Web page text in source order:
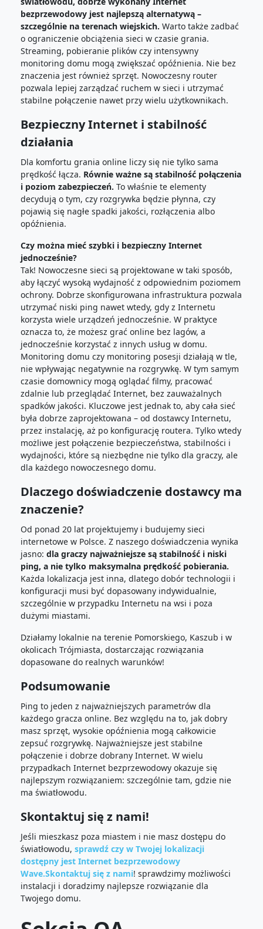
bezprzewodowy jest najlepszą alternatywą –
szczególnie na terenach wiejskich. Warto także zadbać
o ograniczenie obciążenia sieci w czasie grania.
Streaming, pobieranie plików czy intensywny
monitoring domu mogą zwiększać opóźnienia. Nie bez
znaczenia jest również sprzęt. Nowoczesny router
pozwala lepiej zarządzać ruchem w sieci i utrzymać
stabilne połączenie nawet przy wielu użytkownikach.
Bezpieczny Internet i stabilność
działania
Dla komfortu grania online liczy się nie tylko sama
prędkość łącza. Równie ważne są stabilność połączenia
i poziom zabezpieczeń. To właśnie te elementy
decydują o tym, czy rozgrywka będzie płynna, czy
pojawią się nagłe spadki jakości, rozłączenia albo
opóźnienia.
Czy można mieć szybki i bezpieczny Internet
jednocześnie?
Tak! Nowoczesne sieci są projektowane w taki sposób,
aby łączyć wysoką wydajność z odpowiednim poziomem
ochrony. Dobrze skonfigurowana infrastruktura pozwala
utrzymać niski ping nawet wtedy, gdy z Internetu
korzysta wiele urządzeń jednocześnie. W praktyce
oznacza to, że możesz grać online bez lagów, a
jednocześnie korzystać z innych usług w domu.
Monitoring domu czy monitoring posesji działają w tle,
nie wpływając negatywnie na rozgrywkę. W tym samym
czasie domownicy mogą oglądać filmy, pracować
zdalnie lub przeglądać Internet, bez zauważalnych
spadków jakości. Kluczowe jest jednak to, aby cała sieć
była dobrze zaprojektowana – od dostawcy Internetu,
przez instalację, aż po konfigurację routera. Tylko wtedy
możliwe jest połączenie bezpieczeństwa, stabilności i
wydajności, które są niezbędne nie tylko dla graczy, ale
dla każdego nowoczesnego domu.
Dlaczego doświadczenie dostawcy ma
znaczenie?
Od ponad 20 lat projektujemy i budujemy sieci
internetowe w Polsce. Z naszego doświadczenia wynika
jasno: dla graczy najważniejsze są stabilność i niski
ping, a nie tylko maksymalna prędkość pobierania.
Każda lokalizacja jest inna, dlatego dobór technologii i
konfiguracji musi być dopasowany indywidualnie,
szczególnie w przypadku Internetu na wsi i poza
dużymi miastami.
Działamy lokalnie na terenie Pomorskiego, Kaszub i w
okolicach Trójmiasta, dostarczając rozwiązania
dopasowane do realnych warunków!
Podsumowanie
Ping to jeden z najważniejszych parametrów dla
każdego gracza online. Bez względu na to, jak dobry
masz sprzęt, wysokie opóźnienia mogą całkowicie
zepsuć rozgrywkę. Najważniejsze jest stabilne
połączenie i dobrze dobrany Internet. W wielu
przypadkach Internet bezprzewodowy okazuje się
najlepszym rozwiązaniem: szczególnie tam, gdzie nie
ma światłowodu.
Skontaktuj się z nami!
Jeśli mieszkasz poza miastem i nie masz dostępu do
światłowodu, sprawdź czy w Twojej lokalizacji
dostępny jest Internet bezprzewodowy
Wave.Skontaktuj się z nami! sprawdzimy możliwości
instalacji i doradzimy najlepsze rozwiązanie dla
Twojego domu.